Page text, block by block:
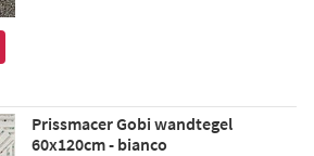
Prissmacer Gobi wandtegel
60x120cm - bianco